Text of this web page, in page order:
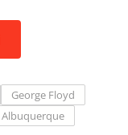
George Floyd
Albuquerque